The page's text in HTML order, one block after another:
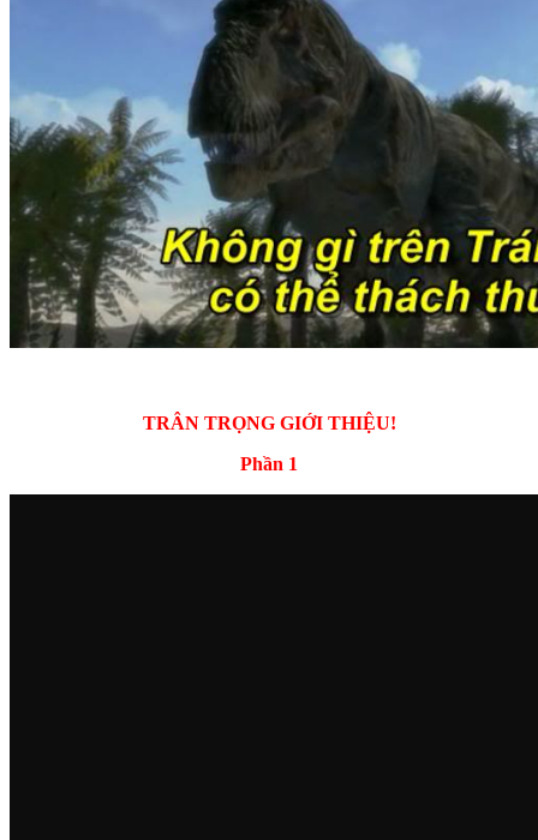
TRÂN TRỌNG GIỚI THIỆU!
Phần 1